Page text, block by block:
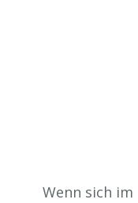
Wenn sich